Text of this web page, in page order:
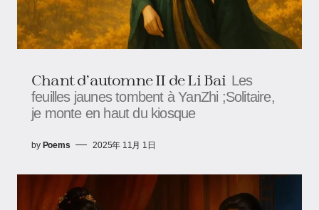
Chant d’automne II de Li Bai Les
feuilles jaunes tombent à YanZhi ;Solitaire,
je monte en haut du kiosque
by Poems 2025年 11月 1日